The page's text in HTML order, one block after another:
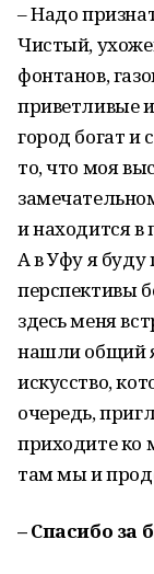
– Надо
Чистый,
фонтанов,
приветливые
город богат и
то, что моя
и находится
А в Уфу я
перспективы
здесь меня
нашли общий
искусство,
очередь,
приходите ко
там мы и
– Спасибо за